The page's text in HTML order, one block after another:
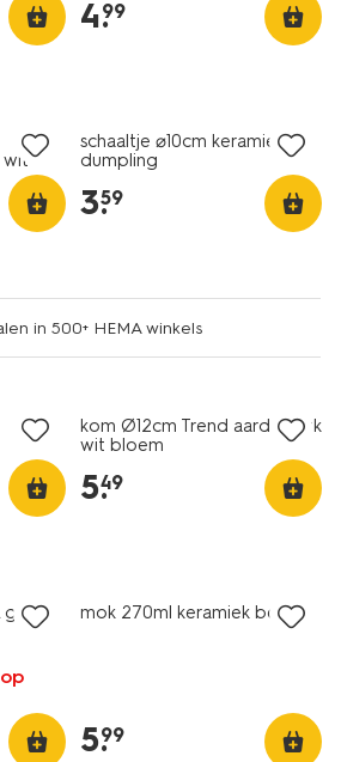
4.
99
wit
schaaltje ⌀10cm keramiek
dumpling
3.
59
in 500+ HEMA winkels
kom Ø12cm Trend aardewerk
wit bloem
5.
49
mok 270ml keramiek beer
5.
99